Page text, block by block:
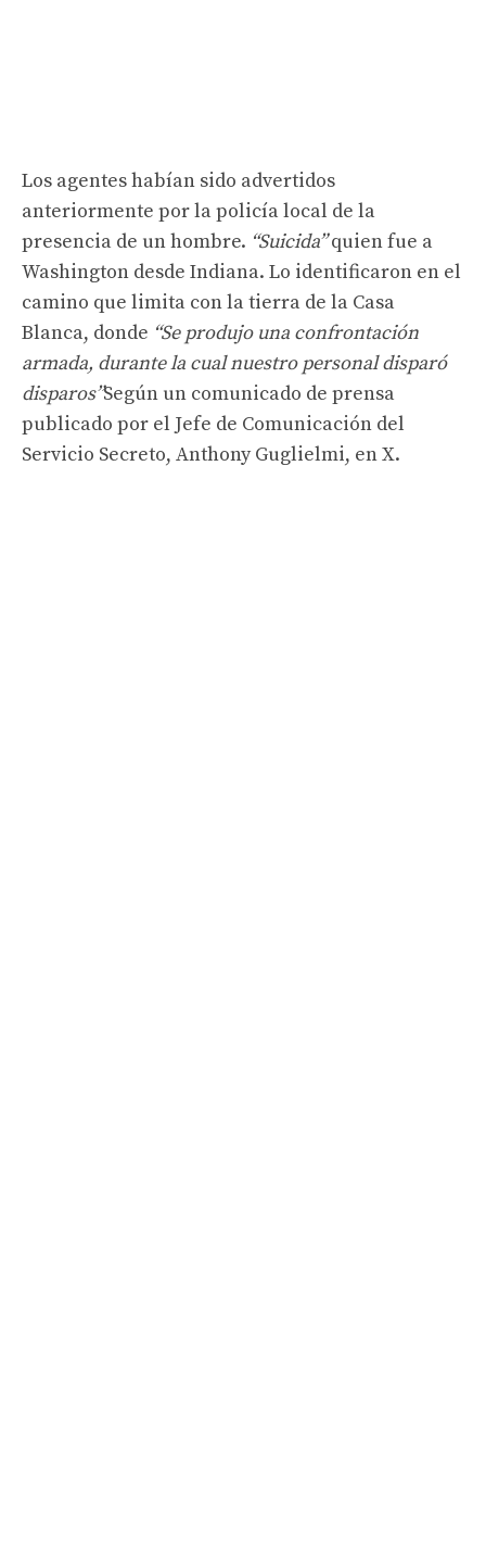
Los agentes habían sido advertidos
anteriormente por la policía local de la
presencia de un hombre. “Suicida”quien fue a
Washington desde Indiana. Lo identificaron en el
camino que limita con la tierra de la Casa
Blanca, donde “Se produjo una confrontación
armada, durante la cual nuestro personal disparó
disparos”Según un comunicado de prensa
publicado por el Jefe de Comunicación del
Servicio Secreto, Anthony Guglielmi, en X.